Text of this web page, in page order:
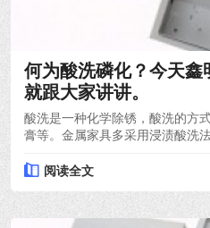
何为酸洗磷化？今天鑫
就跟大家讲讲。
酸洗是一种化学除锈，酸洗的方
膏等。金属家具多采用浸渍酸洗
阅读全文